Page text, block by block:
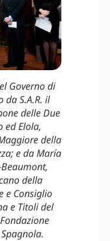
Governo di
S.A.R. il
delle Due
ed Elola,
della
e da María
della
e Consiglio
e Titoli del